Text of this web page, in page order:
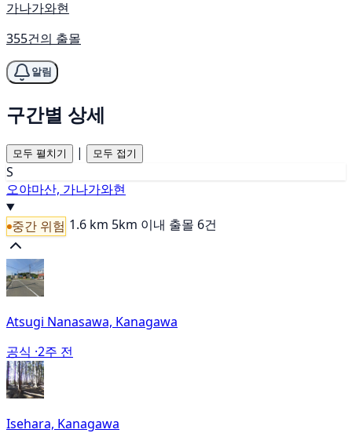
가나가와현
355건의 출몰
알림
구간별 상세
모두 펼치기 | 모두 접기
S
오야마산, 가나가와현
중간 위험 1.6 km 5km 이내 출몰 6건
Atsugi Nanasawa, Kanagawa
공식 ·2주 전
Isehara, Kanagawa